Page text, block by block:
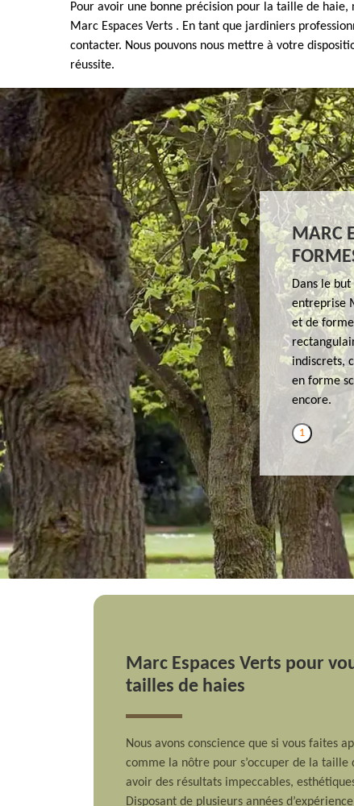
Pour avoir une bonne précision pour la taille de
Marc Espaces Verts . En tant que jardiniers
contacter. Nous pouvons nous mettre à votre
réussite.
MARC
Dans le
entreprise
et de
indiscrets,
en forme
encore.
1
Marc Espaces Verts pour
tailles de haies
Nous avons conscience que si vous faites
comme la nôtre pour s’occuper de la taille
avoir des résultats impeccables,
Disposant de plusieurs années